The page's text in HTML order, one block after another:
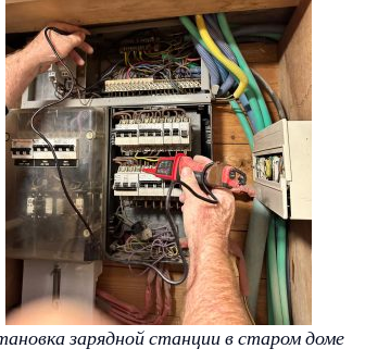
зарядной станции в старом доме